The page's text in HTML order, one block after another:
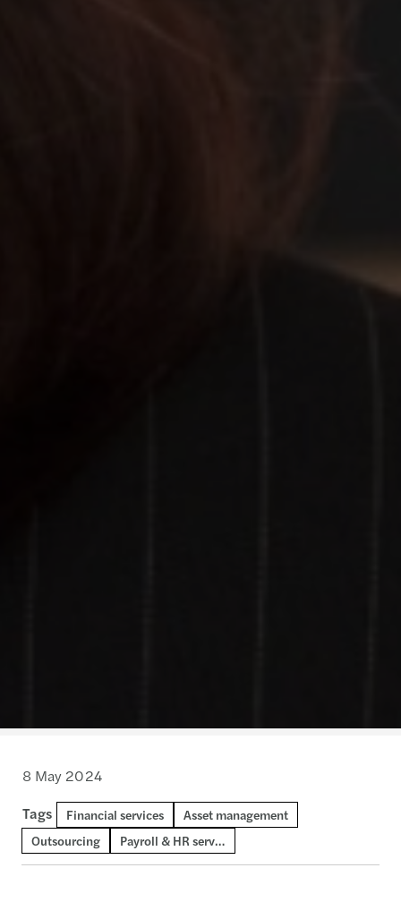
8 May 2024
Tags
Financial services
Asset management
Outsourcing
Payroll & HR services